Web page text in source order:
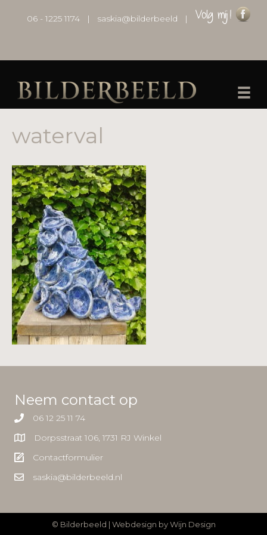
06 - 1225 1174 | saskia@bilderbeeld |
waterval
Neem contact op
06 12 25 11 74
Dorpsstraat 106, 1731 RJ Winkel
Contactformulier
saskia@bilderbeeld.nl
© Bilderbeeld | Webdesign byWijn Design